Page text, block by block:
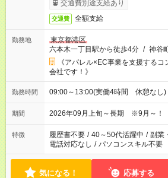
交通費別途支給あり
交通費 全額支給
勤務地
東京都港区
六本木一丁目駅から徒歩4分 / 神谷
《アパレル×EC事業を支援する
会社です！》
勤務時間 09:00～13:00(実働4時間 休憩な
期間 2026年09月上旬～長期 ※9月～！
特徴 履歴書不要 / 40～50代活躍中 / 副業
電話対応なし / パソコンスキル不要
気になる！ 応募する